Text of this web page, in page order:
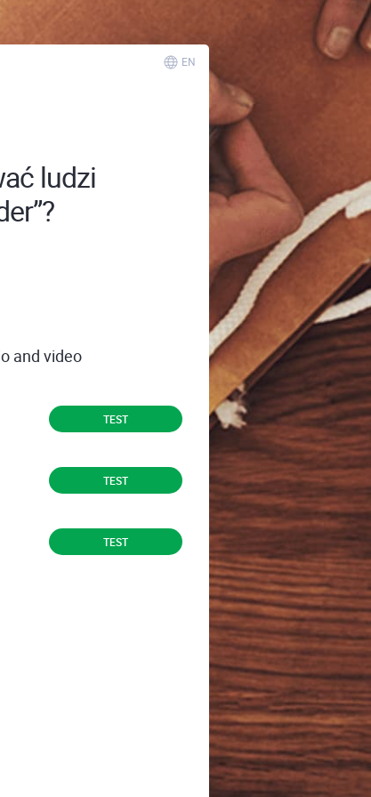
EN
ludzi
and video
TEST
TEST
TEST